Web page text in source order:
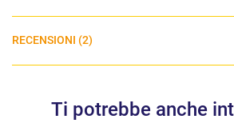
RECENSIONI (2)
Ti potrebbe anche